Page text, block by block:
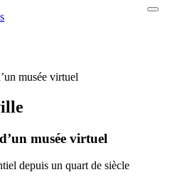
musée virtuel